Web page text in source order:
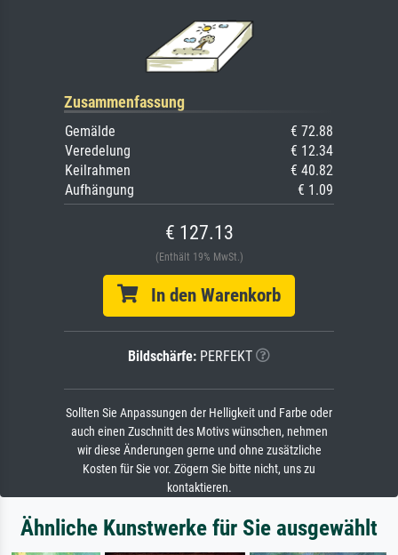
Zusammenfassung
Gemälde
€ 72.88
Veredelung
€ 12.34
Keilrahmen
€ 40.82
Aufhängung
€ 1.09
€ 127.13
(Enthält 19% MwSt.)
In den Warenkorb
Bildschärfe: PERFEKT
Sollten Sie Anpassungen der Helligkeit und Farbe oder
auch einen Zuschnitt des Motivs wünschen, nehmen
wir diese Änderungen gerne und ohne zusätzliche
Kosten für Sie vor. Zögern Sie bitte nicht, uns zu
kontaktieren.
Ähnliche Kunstwerke für Sie ausgewählt